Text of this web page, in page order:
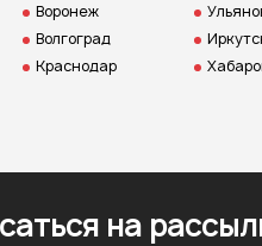
Воронеж
Волгоград
Краснодар
на